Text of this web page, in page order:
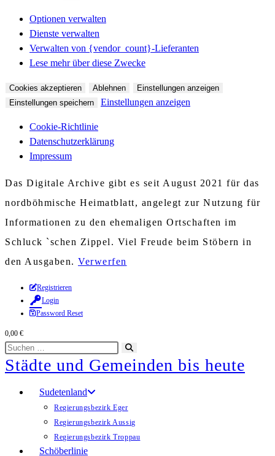
Optionen verwalten
Dienste verwalten
Verwalten von {vendor_count}-Lieferanten
Lese mehr über diese Zwecke
Cookies akzeptieren Ablehnen
Einstellungen anzeigen
Einstellungen speichern
Einstellungen anzeigen
Cookie-Richtlinie
Datenschutzerklärung
Impressum
Das Digitale Archive gibt es seit August 2021 für das
nordböhmische Heimatblatt, angelegt zur Nutzung für
Informationen zu den ehemaligen Ortschaften im
Schluck `schen Zippel. Viel Freude beim Stöbern in
den Ausgaben. Verwerfen
Zum
Inhalt
springen
Registrieren
Login
Password Reset
0,00 €
Diese
Website
durchsuchen
starten
Städte und Gemeinden bis heute
Sudetenland
Regierungsbezirk Eger
Regierungsbezirk Aussig
Regierungsbezirk Troppau
Schöberlinie